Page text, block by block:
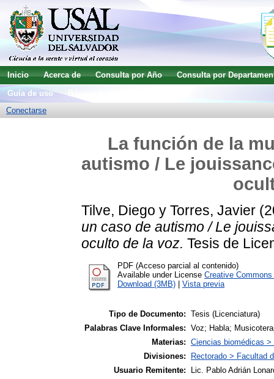
Inicio Acerca de Consulta por Año
Consulta por
Guía de uso
Conectarse
La función de la
autismo / Le
Tilve, Diego y Torres, Javier
un caso de autismo / Le
oculto de la voz. Tesis de
PDF (Acceso parcial al contenido)
Available under License Creative
Download (3MB)
Vista previa
Tipo de Documento: Tesis (Licenciatura)
Palabras Clave Informales: Voz; Habla;
Materias: Ciencias biomédicas
Divisiones:
Rectorado > Facultad
Usuario Remitente:
Lic. Pablo Adrián